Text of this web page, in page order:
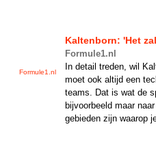
Formule1.nl
Kaltenborn: 'Het
Formule1.nl
In detail treden, wil
moet ook altijd een
teams. Dat is wat de
bijvoorbeeld maar
gebieden zijn waarop